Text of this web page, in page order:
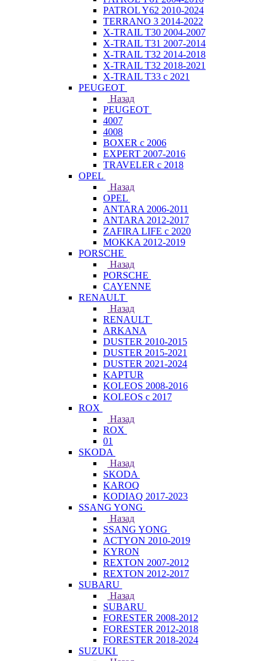
PATROL Y62 2010-2024
TERRANO 3 2014-2022
X-TRAIL T30 2004-2007
X-TRAIL T31 2007-2014
X-TRAIL T32 2014-2018
X-TRAIL T32 2018-2021
X-TRAIL T33 с 2021
PEUGEOT
Назад
PEUGEOT
4007
4008
BOXER с 2006
EXPERT 2007-2016
TRAVELER с 2018
OPEL
Назад
OPEL
ANTARA 2006-2011
ANTARA 2012-2017
ZAFIRA LIFE с 2020
MOKKA 2012-2019
PORSCHE
Назад
PORSCHE
CAYENNE
RENAULT
Назад
RENAULT
ARKANA
DUSTER 2010-2015
DUSTER 2015-2021
DUSTER 2021-2024
KAPTUR
KOLEOS 2008-2016
KOLEOS с 2017
ROX
Назад
ROX
01
SKODA
Назад
SKODA
KAROQ
KODIAQ 2017-2023
SSANG YONG
Назад
SSANG YONG
ACTYON 2010-2019
KYRON
REXTON 2007-2012
REXTON 2012-2017
SUBARU
Назад
SUBARU
FORESTER 2008-2012
FORESTER 2012-2018
FORESTER 2018-2024
SUZUKI